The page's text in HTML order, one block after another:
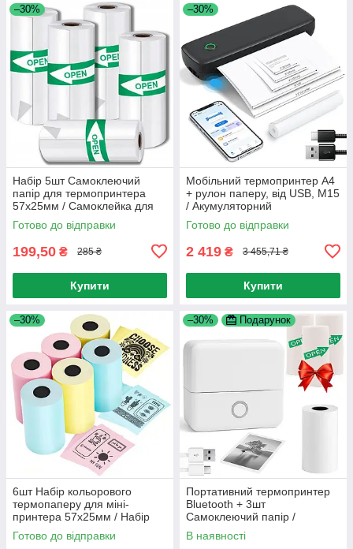
–30%
Набір 5шт Самоклеючий
папір для термопринтера
57х25мм / Самоклейка для
термопринтера / Термопапір
наклейка
Готово до відправки
199,50 ₴ 285 ₴
Купити
–30%
Мобільний термопринтер А4
+ рулон паперу, від USB, M15
/ Акумуляторний
термопринтер / Міні принтер
для телефону
Готово до відправки
2 419 ₴ 3 455,71 ₴
Купити
–30%
6шт Набір кольорового
термопаперу для міні-
принтера 57х25мм / Набір
кольорового паперу для
термопринтера
Готово до відправки
–30% Подарунок
Портативний термопринтер
Bluetooth + 3шт
Самоклеючий папір /
Принтер для телефону / Міні
принтер
В наявності